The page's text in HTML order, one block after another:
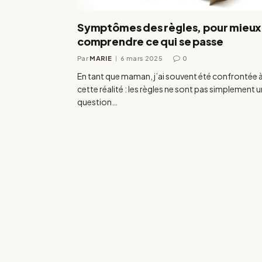
Symptômes des règles, pour mieux
comprendre ce qui se passe
Par MARIE 6 mars 2025 0
En tant que maman, j’ai souvent été confrontée à
cette réalité : les règles ne sont pas simplement
question…